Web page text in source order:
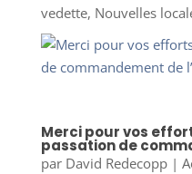
vedette, Nouvelles
Merci pour vos
passation de
par David Redecopp|